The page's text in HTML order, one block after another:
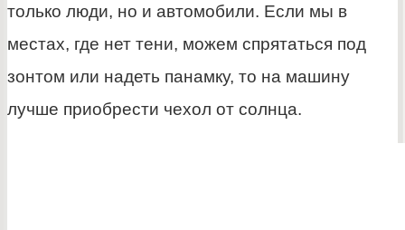
только люди, но и автомобили. Если мы в
местах, где нет тени, можем спрятаться под
зонтом или надеть панамку, то на машину
лучше приобрести чехол от солнца.